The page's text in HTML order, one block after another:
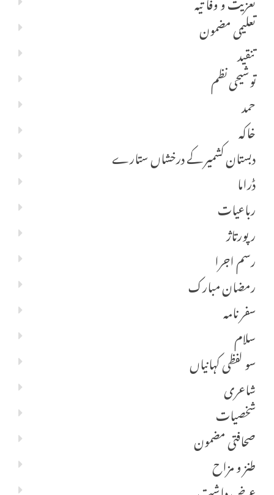
تعلیمی مضمون
تنقید
توشیحی نظم
حمد
خاکہ
دبستان کشمیر کے درخشاں ستارے
ڈراما
رباعیات
رپورتاژ
رسم اجرا
رمضان مبارک
سفر نامہ
سلام
سو لفظی کہانیاں
شاعری
شخصیات
صحافتی مضمون
طنز و مزاح